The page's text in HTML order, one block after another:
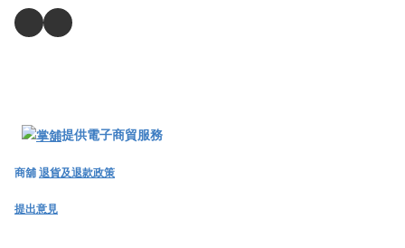
提供電子商貿服務
商舖退貨及退款政策
提出意見